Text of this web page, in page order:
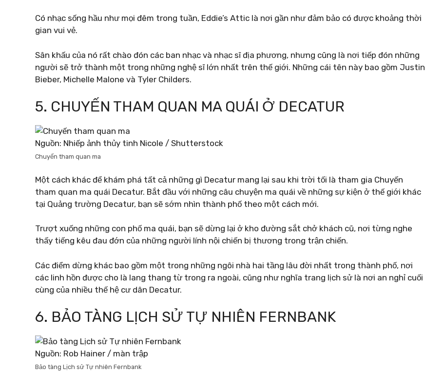
Có nhạc sống hầu như mọi đêm trong tuần, Eddie’s Attic là nơi gần như đảm bảo có được khoảng thời
gian vui vẻ.
Sân khấu của nó rất chào đón các ban nhạc và nhạc sĩ địa phương, nhưng cũng là nơi tiếp đón những
người sẽ trở thành một trong những nghệ sĩ lớn nhất trên thế giới. Những cái tên này bao gồm Justin
Bieber, Michelle Malone và Tyler Childers.
5. CHUYẾN THAM QUAN MA QUÁI Ở DECATUR
Nguồn: Nhiếp ảnh thủy tinh Nicole / Shutterstock
Chuyến tham quan ma
Một cách khác để khám phá tất cả những gì Decatur mang lại sau khi trời tối là tham gia Chuyến
tham quan ma quái Decatur. Bắt đầu với những câu chuyện ma quái về những sự kiện ở thế giới khác
tại Quảng trường Decatur, bạn sẽ sớm nhìn thành phố theo một cách mới.
Trượt xuống những con phố ma quái, bạn sẽ dừng lại ở kho đường sắt chở khách cũ, nơi từng nghe
thấy tiếng kêu đau đớn của những người lính nội chiến bị thương trong trận chiến.
Các điểm dừng khác bao gồm một trong những ngôi nhà hai tầng lâu đời nhất trong thành phố, nơi
các linh hồn được cho là lang thang từ trong ra ngoài, cũng như nghĩa trang lịch sử là nơi an nghỉ cuối
cùng của nhiều thế hệ cư dân Decatur.
6. BẢO TÀNG LỊCH SỬ TỰ NHIÊN FERNBANK
Nguồn: Rob Hainer / màn trập
Bảo tàng Lịch sử Tự nhiên Fernbank